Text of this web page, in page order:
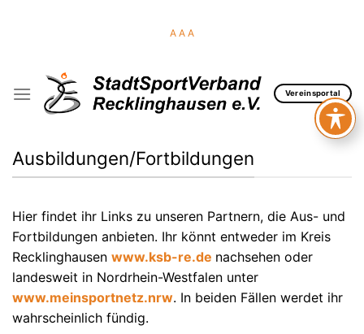
A A A
Vereinsportal
Ausbildungen/Fortbildungen
Hier findet ihr Links zu unseren Partnern, die Aus- und
Fortbildungen anbieten. Ihr könnt entweder im Kreis
Recklinghausen www.ksb-re.de nachsehen oder
landesweit in Nordrhein-Westfalen unter
www.meinsportnetz.nrw. In beiden Fällen werdet ihr
wahrscheinlich fündig.